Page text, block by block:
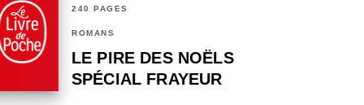
240 PAGES
ROMANS
LE PIRE DES NOËLS
SPÉCIAL FRAYEUR